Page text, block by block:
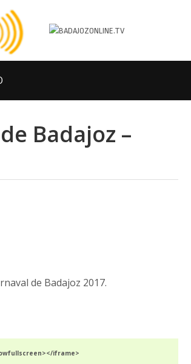
Badajoz –
de Badajoz 2017.
iframe>